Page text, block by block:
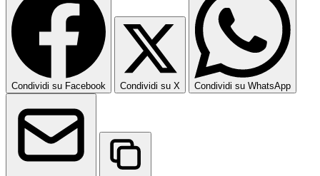
Condividi su Facebook Condividi su X Condividi su WhatsApp